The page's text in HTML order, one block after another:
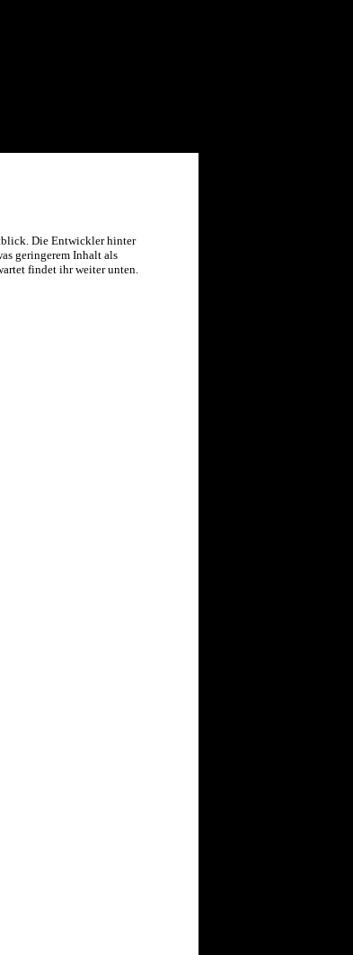
Die Entwickler hinter
geringerem Inhalt als
findet ihr weiter unten.